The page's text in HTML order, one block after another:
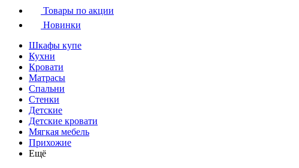
Товары по акции
Новинки
Шкафы купе
Кухни
Кровати
Матрасы
Cпальни
Стенки
Детские
Детские кровати
Мягкая мебель
Прихожие
Ещё